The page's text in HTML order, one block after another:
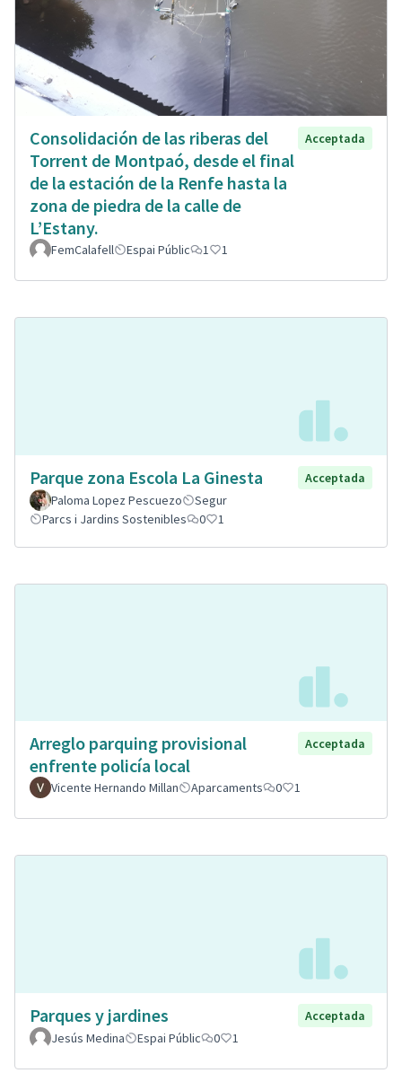
Consolidación de las riberas del
Torrent de Montpaó, desde el final
de la estación de la Renfe hasta la
zona de piedra de la calle de
L’Estany.
Acceptada
FemCalafell Espai Públic 1 1
Parque zona Escola La Ginesta
Acceptada
Paloma Lopez Pescuezo
Segur
Parcs i Jardins Sostenibles
0 1
Arreglo parquing provisional
enfrente policía local
Acceptada
Vicente Hernando Millan Aparcaments 0 1
Parques y jardines
Acceptada
Jesús Medina
Espai Públic 0 1